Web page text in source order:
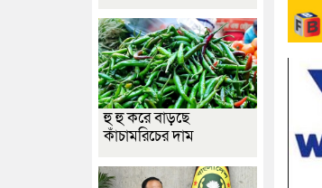
হু হু করে বাড়ছে
কাঁচামরিচের দাম